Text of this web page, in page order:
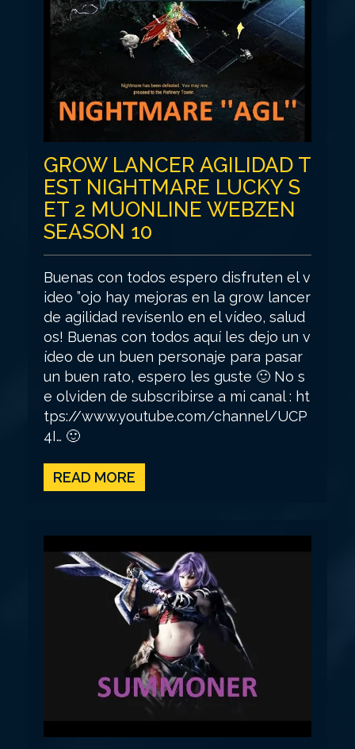
GROW LANCER AGILIDAD T
EST NIGHTMARE LUCKY S
ET 2 MUONLINE WEBZEN
SEASON 10
Buenas con todos espero disfruten el v
ideo ”ojo hay mejoras en la grow lancer
de agilidad revísenlo en el vídeo, salud
os! Buenas con todos aquí les dejo un v
ídeo de un buen personaje para pasar
un buen rato, espero les guste 🙂 No s
e olviden de subscribirse a mi canal : ht
tps://www.youtube.com/channel/UCP
4I… 🙂
READ MORE